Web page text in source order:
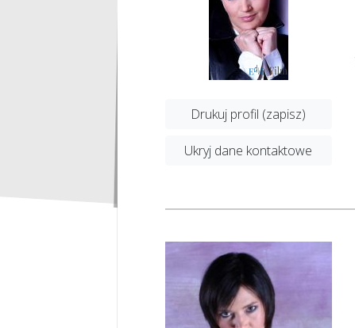
Drukuj profil (zapisz)
Ukryj dane kontaktowe